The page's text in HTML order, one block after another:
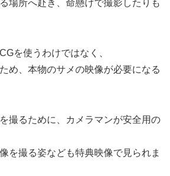
場所へ赴き、命懸けで撮影したりも
を使うわけではなく、
め、本物のサメの映像が必要になる
撮るために、カメラマンが安全用の
を撮る姿なども特典映像で見られま